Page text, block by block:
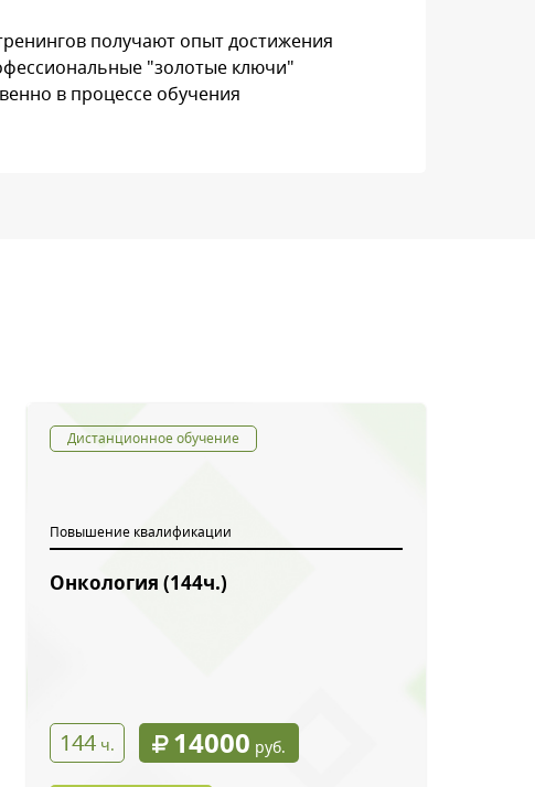
получают опыт достижения
"золотые ключи"
в процессе обучения
Дистанционное обучение
Повышение квалификации
Онкология (144ч.)
144 ч. 14000 руб.